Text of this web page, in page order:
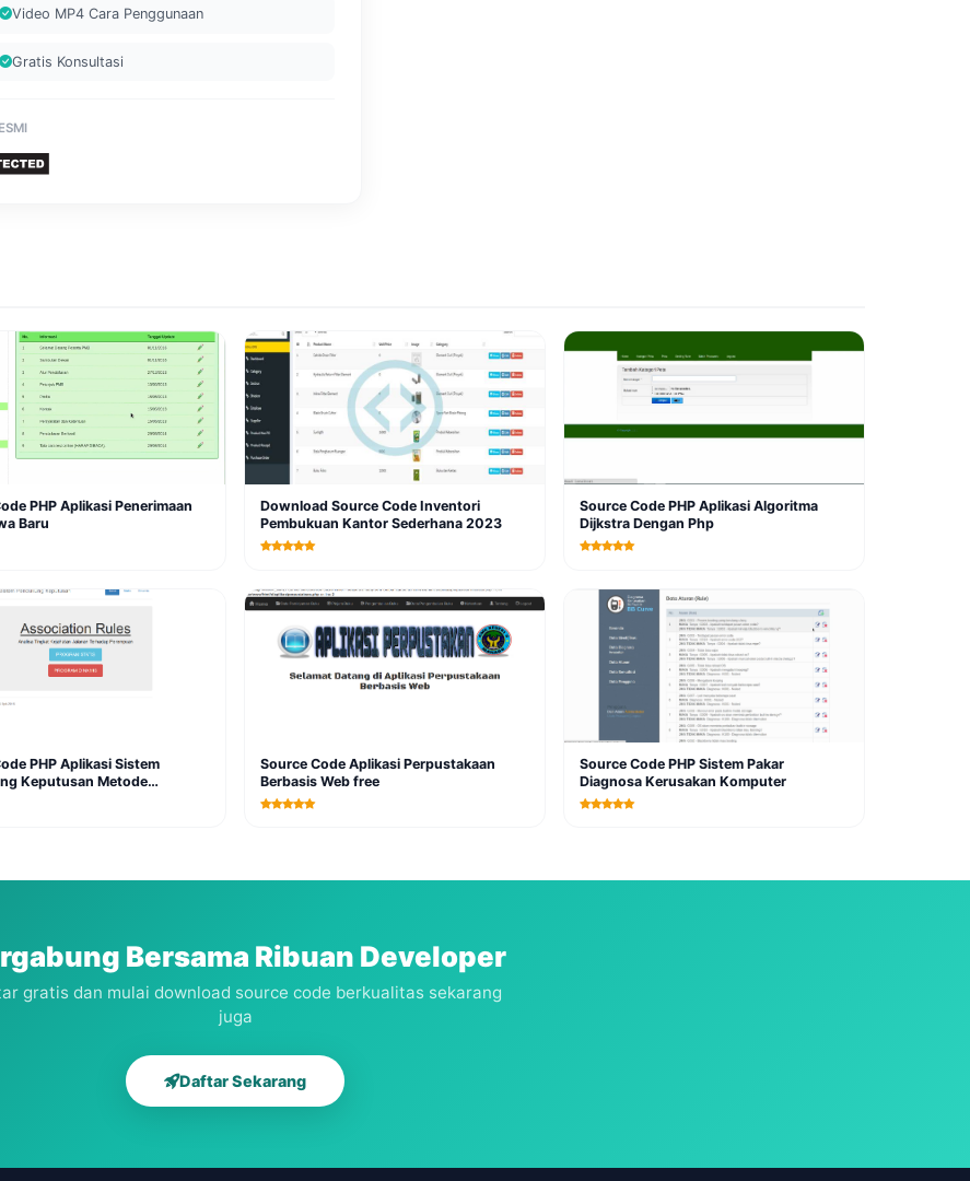
Video MP4 Cara Penggunaan
Gratis Konsultasi
PHP Aplikasi Penerimaan
Baru
Download Source Code Inventori
Pembukuan Kantor Sederhana 2023
Source Code PHP Aplikasi Algoritma
Dijkstra Dengan Php
PHP Aplikasi Sistem
Keputusan Metode
Rules free
Source Code Aplikasi Perpustakaan
Berbasis Web free
Source Code PHP Sistem Pakar
Diagnosa Kerusakan Komputer
Bersama Ribuan Developer
gratis dan mulai download source code berkualitas sekarang
juga
Daftar Sekarang